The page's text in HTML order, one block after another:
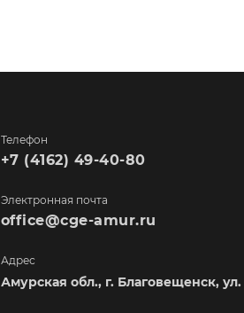
Телефон
+7 (4162) 49-40-80
Электронная почта
office@cge-amur.ru
Адрес
Амурская обл., г. Благовещенск,